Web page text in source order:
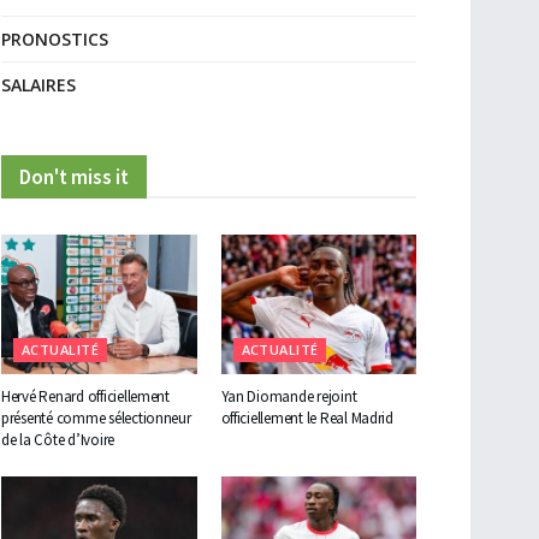
PRONOSTICS
SALAIRES
Don't miss it
ACTUALITÉ
Hervé Renard officiellement
présenté comme sélectionneur
de la Côte d’Ivoire
ACTUALITÉ
Yan Diomande rejoint
officiellement le Real Madrid